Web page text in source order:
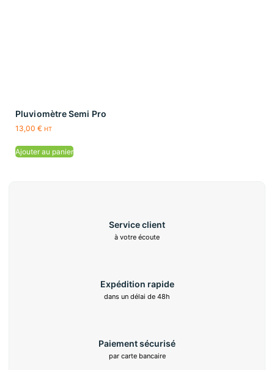
Service client
à votre écoute
Expédition rapide
dans un délai de 48h
Paiement sécurisé
par carte bancaire
Pluviomètre Semi Pro
13,00 € HT
Ajouter au panier